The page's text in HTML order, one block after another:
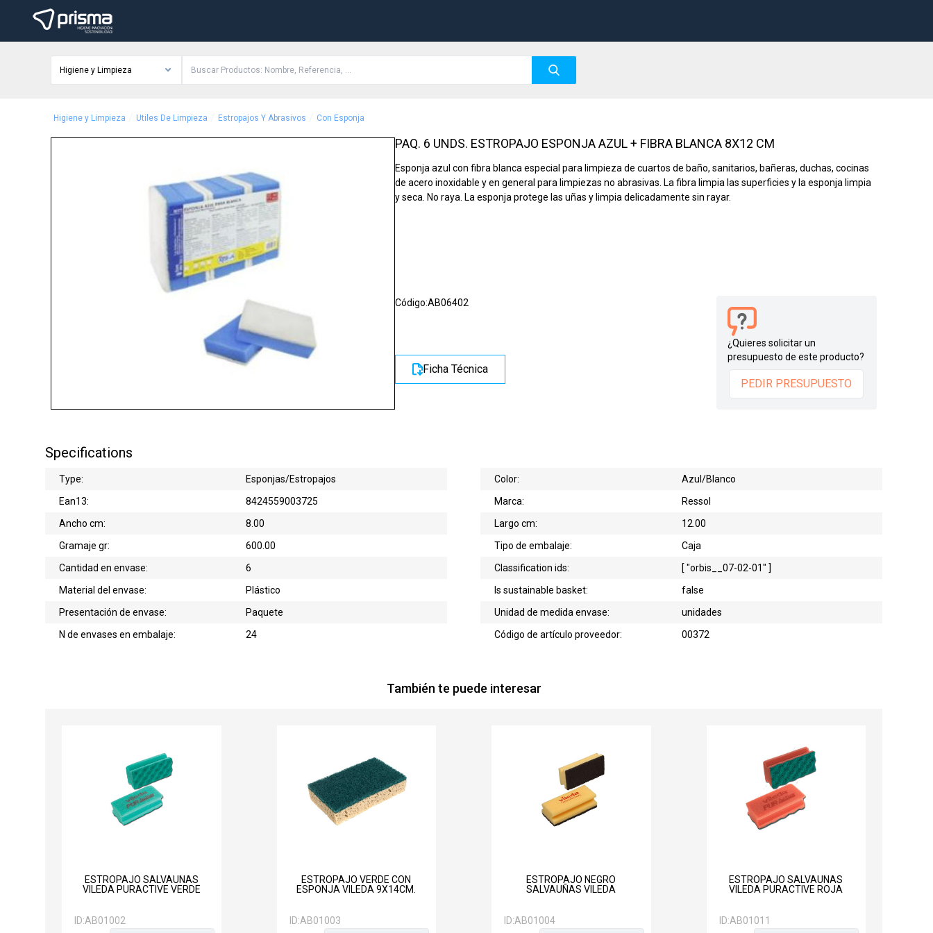
Higiene y Limpieza
Higiene y Limpieza Utiles De Limpieza Estropajos Y Abrasivos Con Esponja
PAQ. 6 UNDS. ESTROPAJO ESPONJA AZUL + FIBRA BLANCA 8X12 CM
Esponja azul con fibra blanca especial para limpieza de cuartos de baño, sanitarios, bañeras, duchas, cocinas
de acero inoxidable y en general para limpiezas no abrasivas. La fibra limpia las superficies y la esponja limpia
y seca. No raya. La esponja protege las uñas y limpia delicadamente sin rayar.
Código:AB06402
Ficha Técnica
¿Quieres solicitar un
presupuesto de este producto?
PEDIR PRESUPUESTO
Specifications
Type: Esponjas/Estropajos Color:
Azul/Blanco
Ean13:
8424559003725 Marca:
Ressol
Ancho cm:
8.00 Largo cm:
12.00
Gramaje gr:
600.00 Tipo de embalaje:
Caja
Cantidad en envase:
6 Classification ids:
[ "orbis__07-02-01" ]
Material del envase:
Plástico Is sustainable basket:
false
Presentación de envase:
Paquete Unidad de medida envase:
unidades
N de envases en embalaje:
24 Código de artículo proveedor: 00372
También te puede interesar
ESTROPAJO SALVAUÑAS
VILEDA PURACTIVE VERDE
ID:AB01002
ESTROPAJO VERDE CON
ESPONJA VILEDA 9X14CM.
ID:AB01003
ESTROPAJO NEGRO
SALVAUÑAS VILEDA
ID:AB01004
ESTROPAJO SALVAUÑAS
VILEDA PURACTIVE ROJA
ID:AB01011